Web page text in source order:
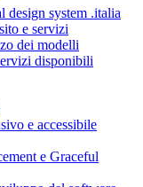
design system .italia
e servizi
dei modelli
disponibili
e accessibile
e Graceful